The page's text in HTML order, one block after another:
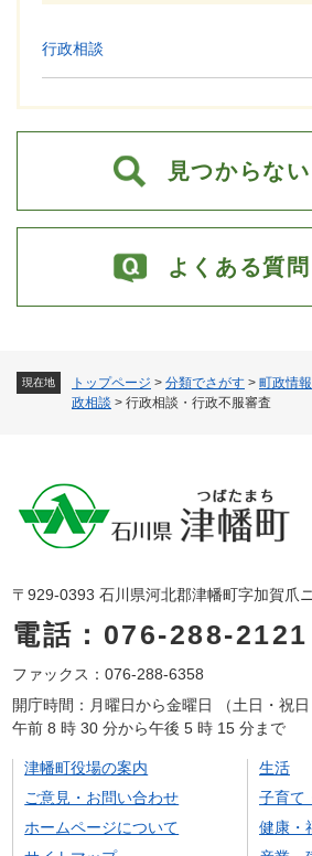
現在地 トップページ > 分類でさがす > 町政情報
政相談 > 行政相談・行政不服審査
行政相談
見つからな
よくある質
〒929-0393 石川県河北郡津幡町字加賀爪
電話：076-288-2121
ファックス：076-288-6358
開庁時間：月曜日から金曜日 （土日・祝日
午前 8 時 30 分から午後 5 時 15 分まで
津幡町役場の案内
ご意見・お問い合わせ
ホームページについて
生活
子育て
健康・